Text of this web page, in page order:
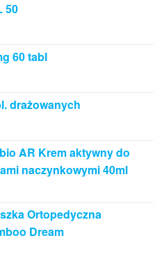
50
60 tabl
drażowanych
AR Krem aktywny do
naczynkowymi 40ml
Ortopedyczna
Dream